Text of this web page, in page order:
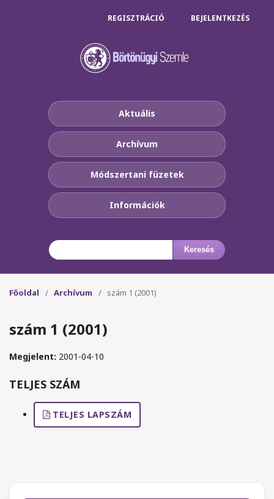
Aktuális
Archívum
Módszertani füzetek
Információk
Keresés
REGISZTRÁCIÓ BEJELENTKEZÉS
Főoldal / Archívum / szám 1 (2001)
szám 1 (2001)
Megjelent: 2001-04-10
TELJES SZÁM
TELJES LAPSZÁM